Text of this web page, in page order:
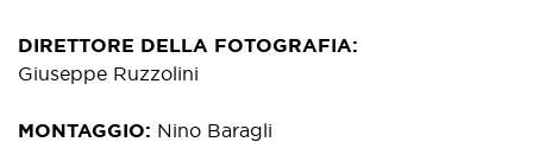
DIRETTORE DELLA FOTOGRAFIA
Giuseppe Ruzzolini
MONTAGGIO Nino Baragli